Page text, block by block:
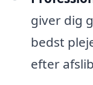
giver dig
bedst
efter